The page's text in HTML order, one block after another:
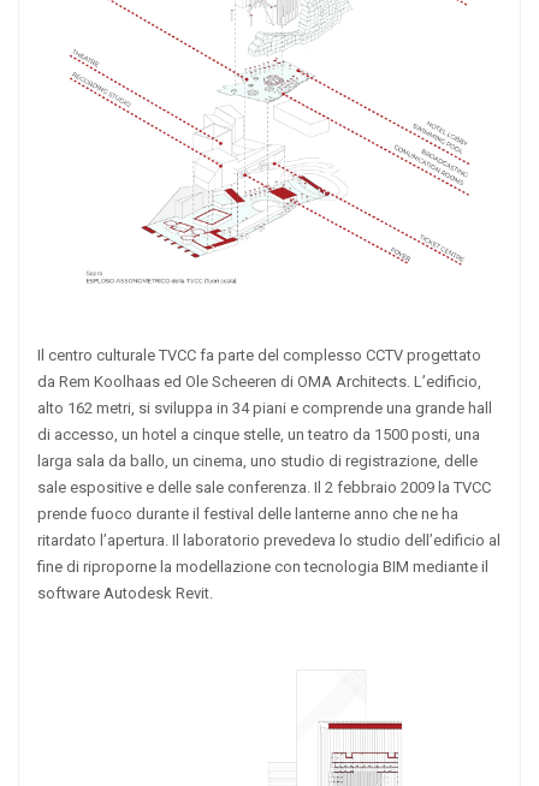
Il centro culturale TVCC fa parte del complesso CCTV progettato
da Rem Koolhaas ed Ole Scheeren di OMA Architects. L’edificio,
alto 162 metri, si sviluppa in 34 piani e comprende una grande hall
di accesso, un hotel a cinque stelle, un teatro da 1500 posti, una
larga sala da ballo, un cinema, uno studio di registrazione, delle
sale espositive e delle sale conferenza. Il 2 febbraio 2009 la TVCC
prende fuoco durante il festival delle lanterne anno che ne ha
ritardato l’apertura. Il laboratorio prevedeva lo studio dell’edificio al
fine di riproporne la modellazione con tecnologia BIM mediante il
software Autodesk Revit.